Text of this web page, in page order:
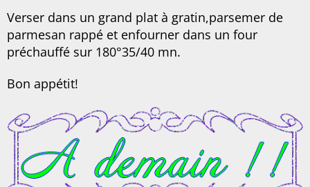
Verser dans un grand plat à gratin,parsemer de
parmesan rappé et enfourner dans un four
préchauffé sur 180°35/40 mn.
Bon appétit!